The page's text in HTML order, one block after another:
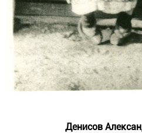
Денисов